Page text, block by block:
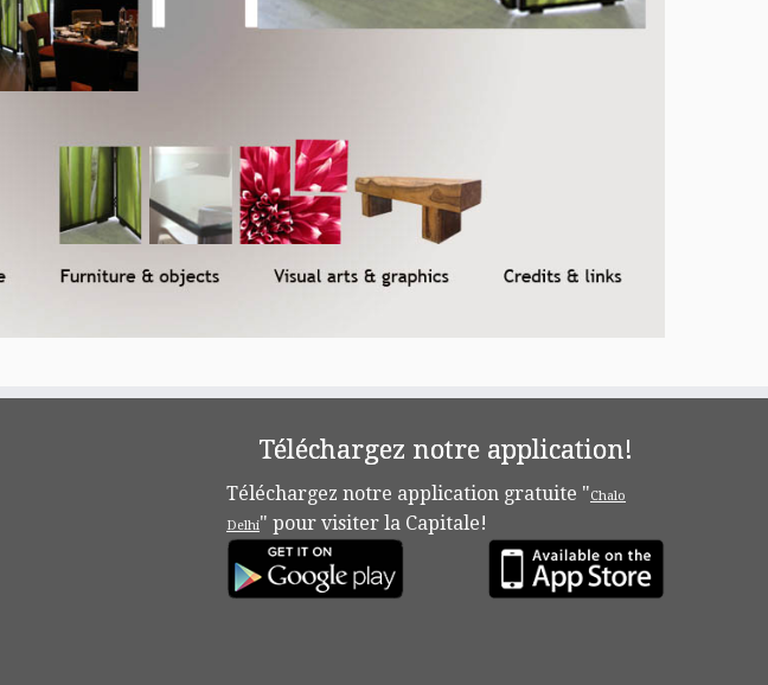
Téléchargez notre application!
Téléchargez notre application gratuite "Chalo
Delhi" pour visiter la Capitale!